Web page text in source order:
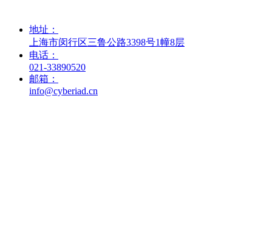
地址：
上海市闵行区三鲁公路3398号1幢8层
电话：
021-33890520
邮箱：
info@cyberiad.cn